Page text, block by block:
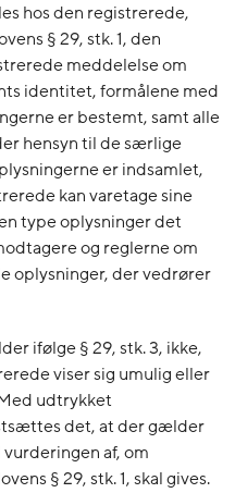
hos den registrerede,
§ 29, stk. 1, den
meddelelse om
identitet, formålene med
er bestemt, samt alle
hensyn til de særlige
er indsamlet,
kan varetage sine
type oplysninger det
og reglerne om
oplysninger, der vedrører
ifølge § 29, stk. 3, ikke,
viser sig umulig eller
udtrykket
det, at der gælder
af, om
§ 29, stk. 1, skal gives.